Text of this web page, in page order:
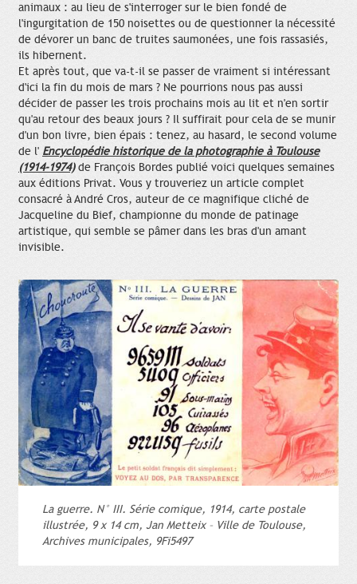
animaux : au lieu de s'interroger sur le bien fondé de
l'ingurgitation de 150 noisettes ou de questionner la nécessité
de dévorer un banc de truites saumonées, une fois rassasiés,
ils hibernent.
Et après tout, que va-t-il se passer de vraiment si intéressant
d'ici la fin du mois de mars ? Ne pourrions nous pas aussi
décider de passer les trois prochains mois au lit et n'en sortir
qu'au retour des beaux jours ? Il suffirait pour cela de se munir
d'un bon livre, bien épais : tenez, au hasard, le second volume
de l' Encyclopédie historique de la photographie à Toulouse
(1914-1974)de François Bordes publié voici quelques semaines
aux éditions Privat. Vous y trouveriez un article complet
consacré à André Cros, auteur de ce magnifique cliché de
Jacqueline du Bief, championne du monde de patinage
artistique, qui semble se pâmer dans les bras d'un amant
invisible.
La guerre. N° III. Série comique, 1914, carte postale
illustrée, 9 x 14 cm, Jan Metteix – Ville de Toulouse,
Archives municipales, 9Fi5497